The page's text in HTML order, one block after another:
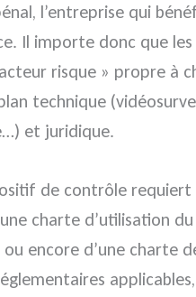
l’entreprise qui
Il importe donc que
risque » propre à
technique
et juridique.
de contrôle
charte d’utilisation
encore d’une charte